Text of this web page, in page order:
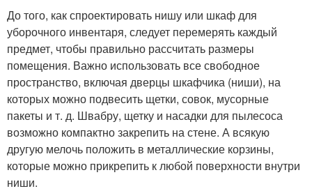
До того, как спроектировать нишу или шкаф для
уборочного инвентаря, следует перемерять каждый
предмет, чтобы правильно рассчитать размеры
помещения. Важно использовать все свободное
пространство, включая дверцы шкафчика (ниши), на
которых можно подвесить щетки, совок, мусорные
пакеты и т. д. Швабру, щетку и насадки для пылесоса
возможно компактно закрепить на стене. А всякую
другую мелочь положить в металлические корзины,
которые можно прикрепить к любой поверхности внутри
ниши.